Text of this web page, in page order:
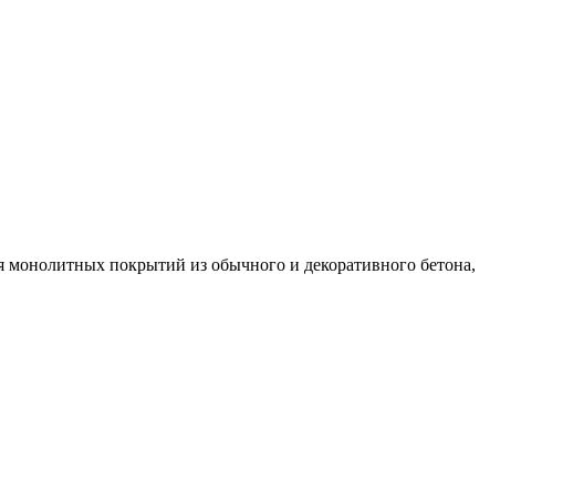
покрытий из обычного и декоративного бетона,